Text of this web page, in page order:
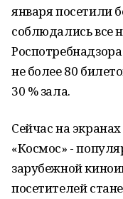
января посетили
соблюдались все
не более 80
30 % зала.
Сейчас на
«Космос» -
зарубежной
посетителей